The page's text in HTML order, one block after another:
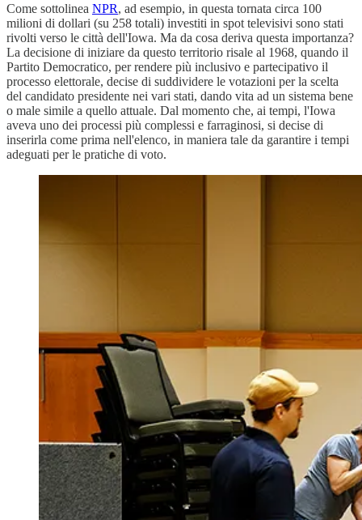
Come sottolinea NPR, ad esempio, in questa tornata circa 100
milioni di dollari (su 258 totali) investiti in spot televisivi sono stati
rivolti verso le città dell'Iowa. Ma da cosa deriva questa importanza?
La decisione di iniziare da questo territorio risale al 1968, quando il
Partito Democratico, per rendere più inclusivo e partecipativo il
processo elettorale, decise di suddividere le votazioni per la scelta
del candidato presidente nei vari stati, dando vita ad un sistema bene
o male simile a quello attuale. Dal momento che, ai tempi, l'Iowa
aveva uno dei processi più complessi e farraginosi, si decise di
inserirla come prima nell'elenco, in maniera tale da garantire i tempi
adeguati per le pratiche di voto.